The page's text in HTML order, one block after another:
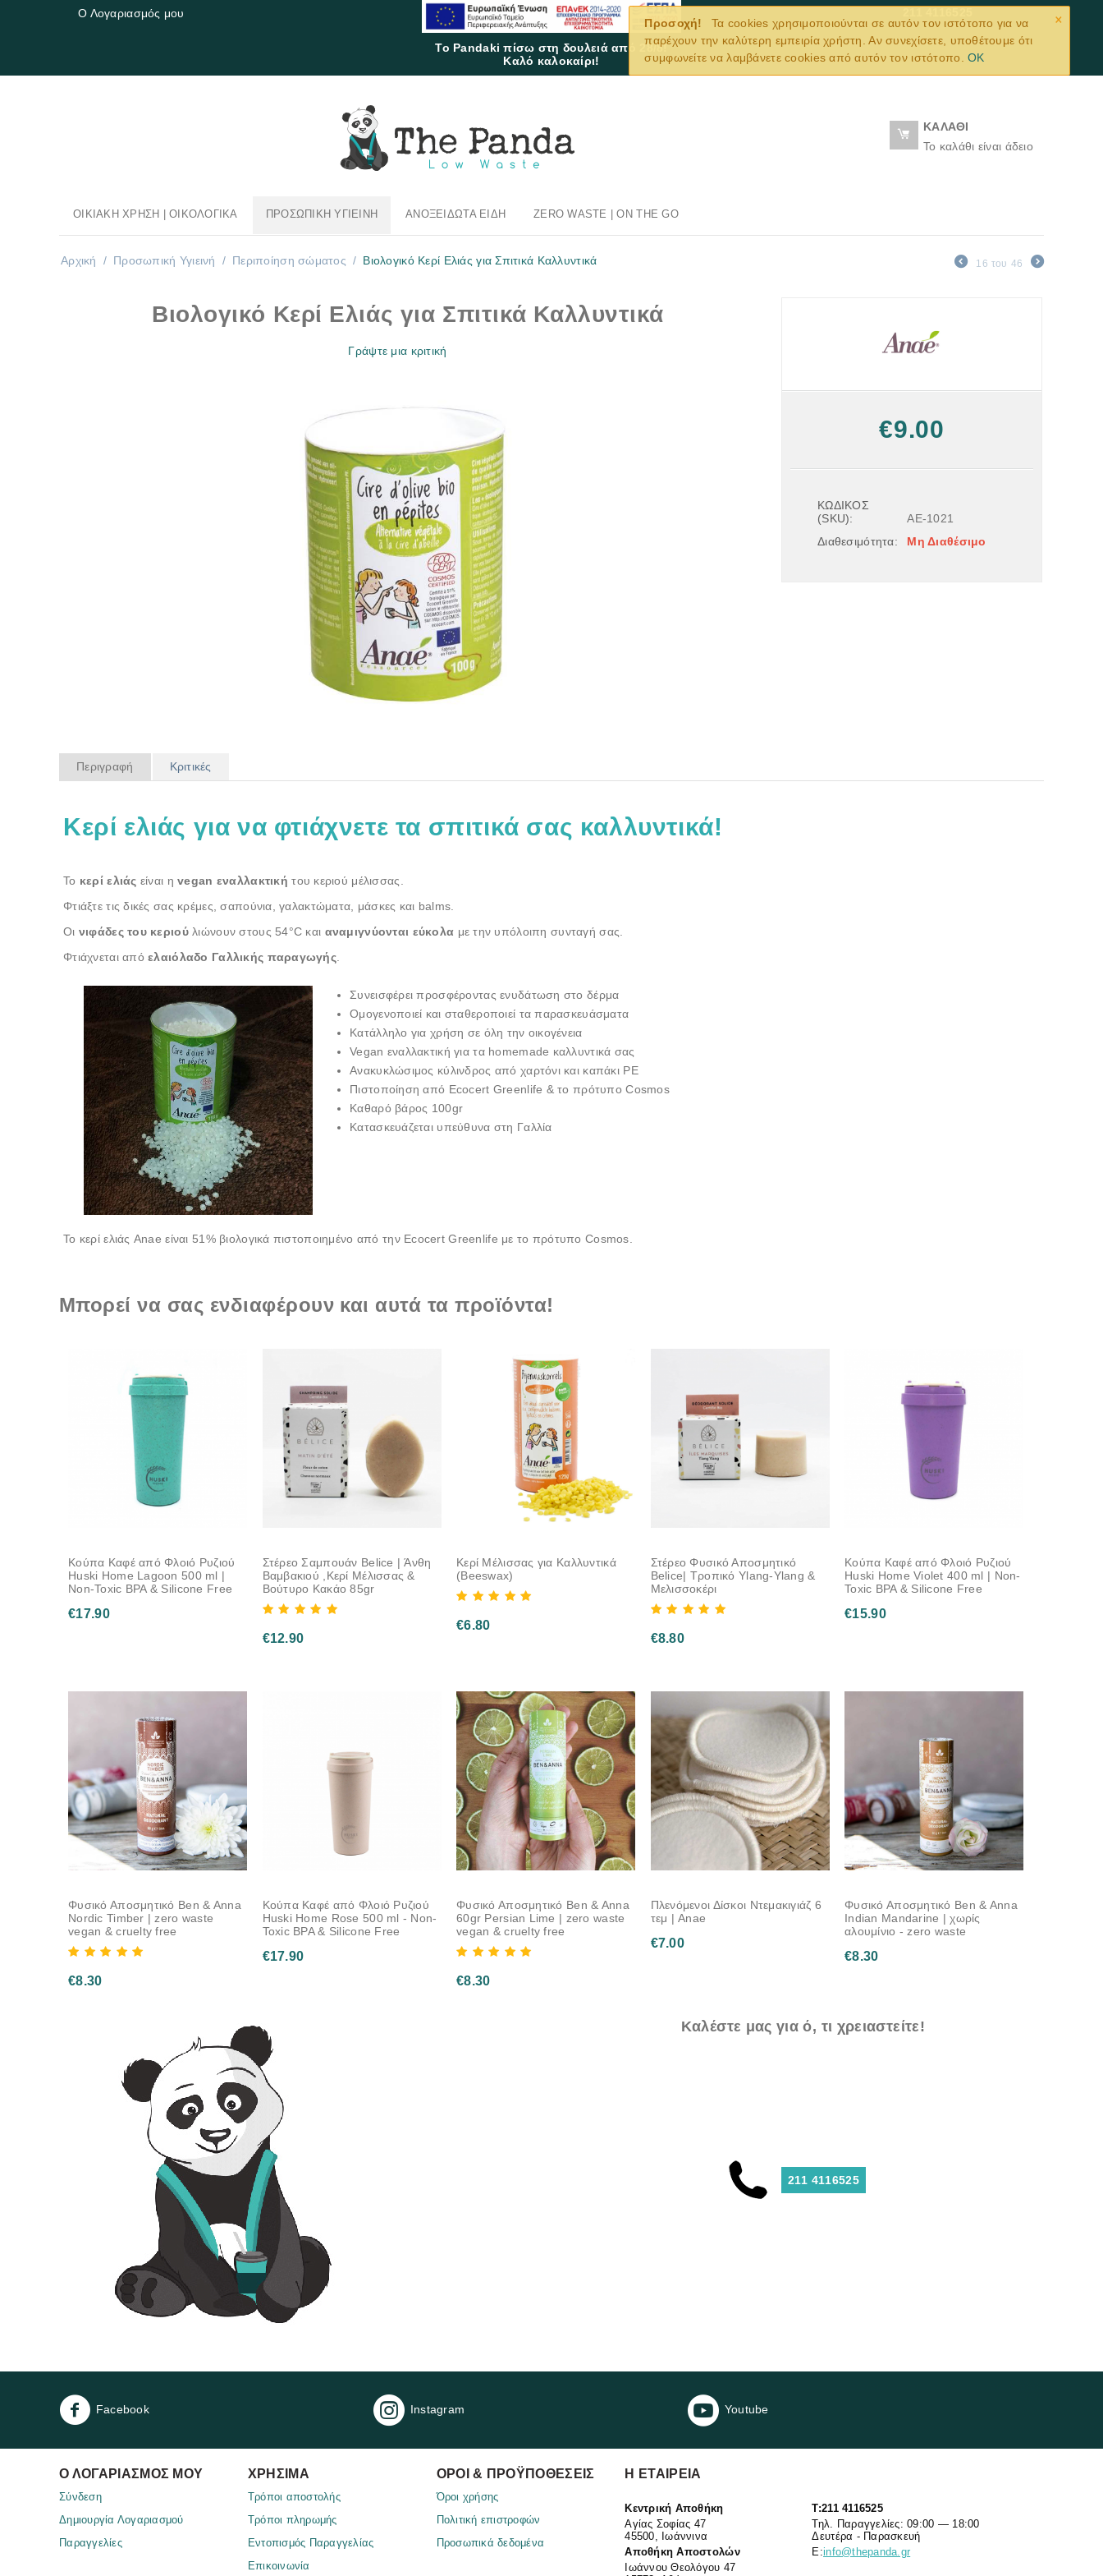
×
Προσοχή!
Τα cookies χρησιμοποιούνται σε αυτόν τον ιστότοπο για να
παρέχουν την καλύτερη εμπειρία χρήστη. Αν συνεχίσετε, υποθέτουμε ότι
συμφωνείτε να λαμβάνετε cookies από αυτόν τον ιστότοπο.OK
Ο Λογαριασμός μου
Το Pandaki πίσω στη δουλειά από 28/8!
Καλό καλοκαίρι!
ΚΑΛΆΘΙ
Το καλάθι είναι άδειο
ΟΙΚΙΑΚΉ ΧΡΉΣΗ | OΙΚΟΛΟΓΙΚΆ ΠΡΟΣΩΠΙΚΉ ΥΓΙΕΙΝΉ ΑΝΟΞΕΊΔΩΤΑ ΕΊΔΗ ZERO WASTE | ON THE GO
Αρχική / Προσωπική Υγιεινή / Περιποίηση σώματος / Βιολογικό Κερί Ελιάς για Σπιτικά Καλλυντικά 16 του 46
Βιολογικό Κερί Ελιάς για Σπιτικά Καλλυντικά
Γράψτε μια κριτική
€9.00
ΚΩΔΙΚΟΣ
(SKU):
AE-1021
Διαθεσιμότητα:
Μη Διαθέσιμο
Περιγραφή Κριτικές
Κερί ελιάς για να φτιάχνετε τα σπιτικά σας καλλυντικά!
Το κερί ελιάς είναι η vegan εναλλακτική του κεριού μέλισσας.
Φτιάξτε τις δικές σας κρέμες, σαπούνια, γαλακτώματα, μάσκες και balms.
Οι νιφάδες του κεριούλιώνουν στους 54°C και αναμιγνύονται εύκολα με την υπόλοιπη συνταγή σας.
Φτιάχνεται απόελαιόλαδο Γαλλικής παραγωγής
Συνεισφέρει προσφέροντας ενυδάτωση στο δέρμα
Ομογενοποιεί και σταθεροποιεί τα παρασκευάσματα
Κατάλληλο για χρήση σε όλη την οικογένεια
Vegan εναλλακτική για τα homemade καλλυντικά σας
Ανακυκλώσιμος κύλινδρος από χαρτόνι και καπάκι PE
Πιστοποίηση από Ecocert Greenlife & το πρότυπο Cosmos
Καθαρό βάρος 100gr
Κατασκευάζεται υπεύθυνα στη Γαλλία
To κερί ελιάς Anae είναι 51% βιολογικά πιστοποιημένο από την Ecocert Greenlife με το πρότυπο Cosmos.
Μπορεί να σας ενδιαφέρουν και αυτά τα προϊόντα!
Κούπα Καφέ από Φλοιό Ρυζιού
Huski Home Lagoon 500 ml |
Non-Toxic BPA & Silicone Free
€17.90
Στέρεο Σαμπουάν Belice | Άνθη
Βαμβακιού ,Κερί Μέλισσας &
Βούτυρο Κακάο 85gr
€12.90
Κερί Μέλισσας για Καλλυντικά
(Beeswax)
€6.80
Στέρεο Φυσικό Αποσμητικό
Belice| Τροπικό Ylang-Ylang &
Μελισσοκέρι
€8.80
Κούπα Καφέ από Φλοιό Ρυζιού
Huski Home Violet 400 ml | Non-
Toxic BPA & Silicone Free
€15.90
Φυσικό Αποσμητικό Ben & Anna
Nordic Timber | zero waste
vegan & cruelty free
€8.30
Κούπα Καφέ από Φλοιό Ρυζιού
Huski Home Rose 500 ml - Non-
Toxic BPA & Silicone Free
€17.90
Φυσικό Αποσμητικό Ben & Anna
60gr Persian Lime | zero waste
vegan & cruelty free
€8.30
Πλενόμενοι Δίσκοι Ντεμακιγιάζ 6
τεμ | Anae
€7.00
Φυσικό Αποσμητικό Ben & Anna
Indian Mandarine | χωρίς
αλουμίνιο - zero waste
€8.30
Καλέστε μας για ό, τι χρειαστείτε!
211 4116525
Facebook Instagram Youtube
Ο ΛΟΓΑΡΙΑΣΜΌΣ ΜΟΥ
Σύνδεση
Δημιουργία Λογαριασμού
Παραγγελίες
ΧΡΉΣΙΜΑ
Τρόποι αποστολής
Τρόποι πληρωμής
Eντοπισμός Παραγγελίας
Επικοινωνία
ΌΡΟΙ & ΠΡΟΫΠΟΘΈΣΕΙΣ
Όροι χρήσης
Πολιτική επιστροφών
Προσωπικά δεδομένα
Η ΕΤΑΙΡΕΊΑ​
Κεντρική Αποθήκη
Αγίας Σοφίας 47
45500, Ιωάννινα
Αποθήκη Αποστολών
Ιωάννου Θεολόγου 47
T:211 4116525
Τηλ. Παραγγελίες: 09:00 — 18:00
Δευτέρα - Παρασκευή
Ε:info@thepanda.gr